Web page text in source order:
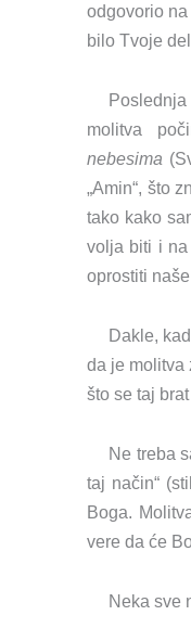
odgovorio
bilo Tvoje
molitva
nebesima
„Amin“, što
tako kako
volja biti i na
oprostiti
Dakle,
da je molitva
što se taj
Ne treba
taj način“
Boga.
vere da će
Neka sve